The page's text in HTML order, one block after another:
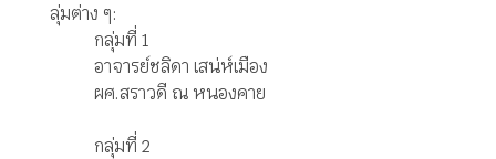
ลุ่มต่าง ๆ:
กลุ่มที่ 1
อาจารย์ชลิดา เสน่ห์เมือง
ผศ.สราวดี ณ หนองคาย
กลุ่มที่ 2